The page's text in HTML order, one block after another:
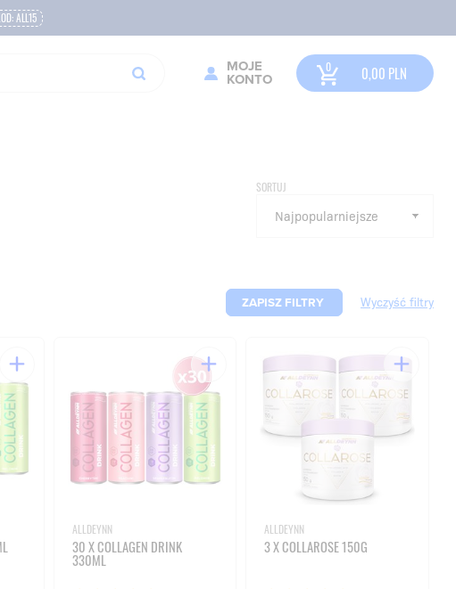
ALL15
MOJE
KONTO
0,00 PLN
SORTUJ
ZAPISZ FILTRY
ALLDEYNN
30 X COLLAGEN DRINK
330ML
ALLDEYNN
3 X COLLAROSE 150G